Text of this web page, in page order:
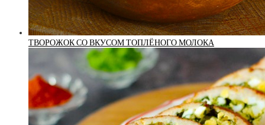
ТВОРОЖОК СО ВКУСОМ ТОПЛЁНОГО МОЛОКА